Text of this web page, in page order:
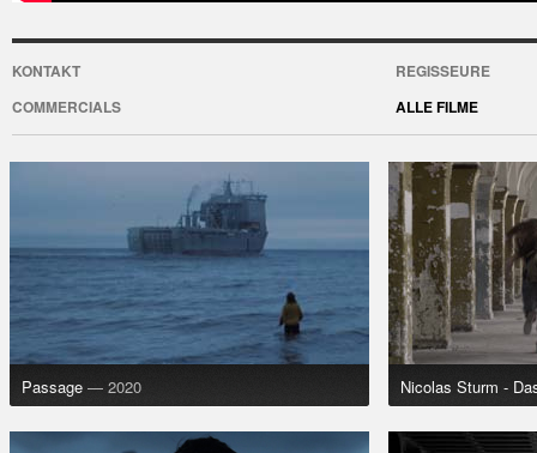
KONTAKT
REGISSEURE
COMMERCIALS
ALLE FILME
Passage — 2020 Nicolas Sturm -